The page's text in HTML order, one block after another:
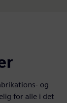
og
for alle i det